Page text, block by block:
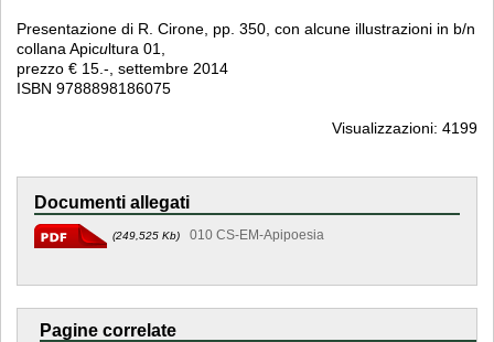
Presentazione di R. Cirone, pp. 350, con alcune illustrazioni in b/n
collana Apicultura 01,
prezzo € 15.-, settembre 2014
ISBN 9788898186075
Visualizzazioni: 4199
Documenti allegati
(249,525 Kb) 010 CS-EM-Apipoesia
Pagine correlate